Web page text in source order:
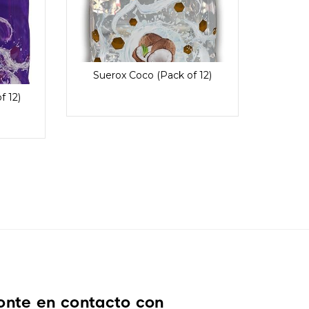
12)
Suerox Coco (Pack of 12)
en contacto con